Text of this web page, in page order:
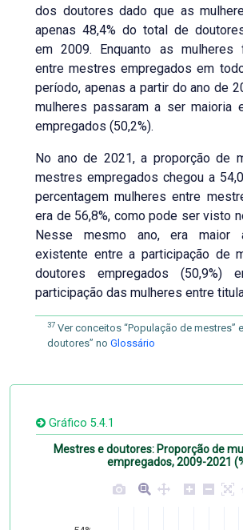
dos doutores dado que as
apenas 48,4% do total de
em 2009. Enquanto as mulheres
entre mestres empregados em
período, apenas a partir do ano de
mulheres passaram a ser maioria
empregados (50,2%).
No ano de 2021, a proporção de
mestres empregados chegou a
percentagem mulheres entre
era de 56,8%, como pode ser visto
Nesse mesmo ano, era maior
existente entre a participação de
doutores empregados (50,9%)
participação das mulheres entre
37 Ver conceitos “População de mestres”
doutores” no Glossário
Gráfico 5.4.1
Mestres e doutores: Proporção de
empregados, 2009-2021